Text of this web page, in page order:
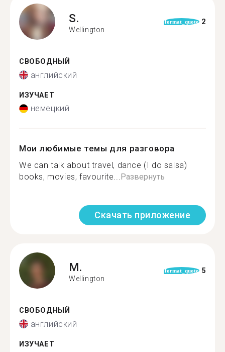
S.
Wellington
format_quote 2
СВОБОДНЫЙ
английский
ИЗУЧАЕТ
немецкий
Мои любимые темы для разговора
We can talk about travel, dance (I do salsa)
books, movies, favourite...Развернуть
Скачать приложение
M.
Wellington
format_quote 5
СВОБОДНЫЙ
английский
ИЗУЧАЕТ